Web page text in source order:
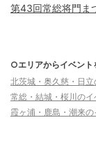
第43回常総将門ま
○エリアからイベント
北茨城・奥久慈・日立
常総・結城・桜川 のイ
霞ヶ浦・鹿島・潮来の